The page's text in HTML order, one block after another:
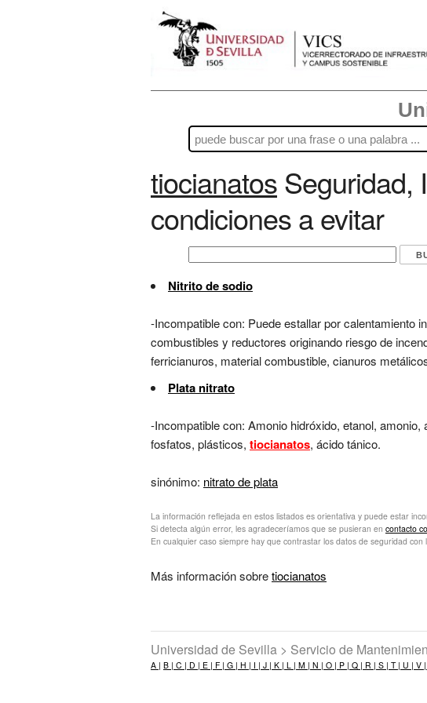
tiocianatosSeguridad,
condiciones a evitar
Nitrito de sodio
-Incompatible con: Puede estallar por calentamiento
combustibles y reductores originando riesgo de
ferricianuros, material combustible, cianuros
Plata nitrato
-Incompatible con: Amonio hidróxido, etanol,
fosfatos, plásticos, tiocianatos, ácido tánico.
sinónimo: nitrato de plata
La información reflejada en estos listados es orientativa y puede estar
Si detecta algún error, les agradeceríamos que se pusieran en contacto
En cualquier caso siempre hay que contrastar los datos de seguridad
Más información sobretiocianatos
Universidad de Sevilla > Servicio de
A | B | C | D | E | F | G | H | I | J | K | L | M | N | O | P | Q | R | S | T | U | V |